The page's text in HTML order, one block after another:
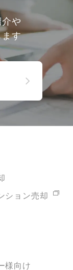
や
す
ション売却
様向け